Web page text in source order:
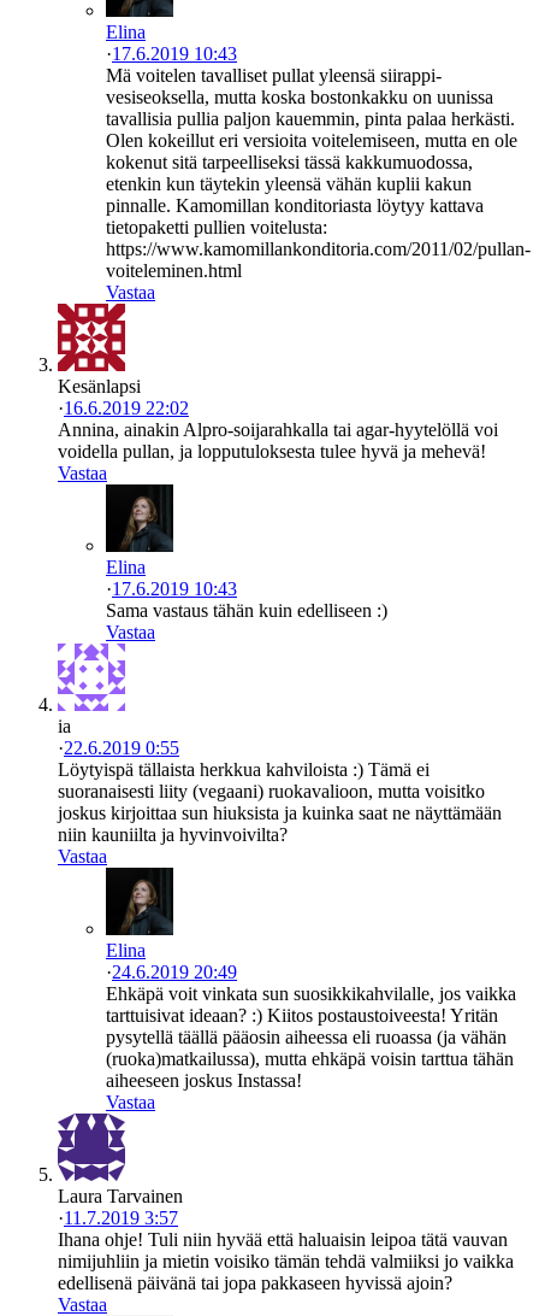
Elina
·17.6.2019 10:43
Mä voitelen tavalliset pullat yleensä siirappi-
vesiseoksella, mutta koska bostonkakku on uunissa
tavallisia pullia paljon kauemmin, pinta palaa herkästi.
Olen kokeillut eri versioita voitelemiseen, mutta en ole
kokenut sitä tarpeelliseksi tässä kakkumuodossa,
etenkin kun täytekin yleensä vähän kuplii kakun
pinnalle. Kamomillan konditoriasta löytyy kattava
tietopaketti pullien voitelusta:
https://www.kamomillankonditoria.com/2011/02/pullan-
voiteleminen.html
Vastaa
Kesänlapsi
·16.6.2019 22:02
Annina, ainakin Alpro-soijarahkalla tai agar-hyytelöllä voi
voidella pullan, ja lopputuloksesta tulee hyvä ja mehevä!
Vastaa
Elina
·17.6.2019 10:43
Sama vastaus tähän kuin edelliseen :)
Vastaa
ia
·22.6.2019 0:55
Löytyispä tällaista herkkua kahviloista :) Tämä ei
suoranaisesti liity (vegaani) ruokavalioon, mutta voisitko
joskus kirjoittaa sun hiuksista ja kuinka saat ne näyttämään
niin kauniilta ja hyvinvoivilta?
Vastaa
Elina
·24.6.2019 20:49
Ehkäpä voit vinkata sun suosikkikahvilalle, jos vaikka
tarttuisivat ideaan? :) Kiitos postaustoiveesta! Yritän
pysytellä täällä pääosin aiheessa eli ruoassa (ja vähän
(ruoka)matkailussa), mutta ehkäpä voisin tarttua tähän
aiheeseen joskus Instassa!
Vastaa
Laura Tarvainen
·11.7.2019 3:57
Ihana ohje! Tuli niin hyvää että haluaisin leipoa tätä vauvan
nimijuhliin ja mietin voisiko tämän tehdä valmiiksi jo vaikka
edellisenä päivänä tai jopa pakkaseen hyvissä ajoin?
Vastaa